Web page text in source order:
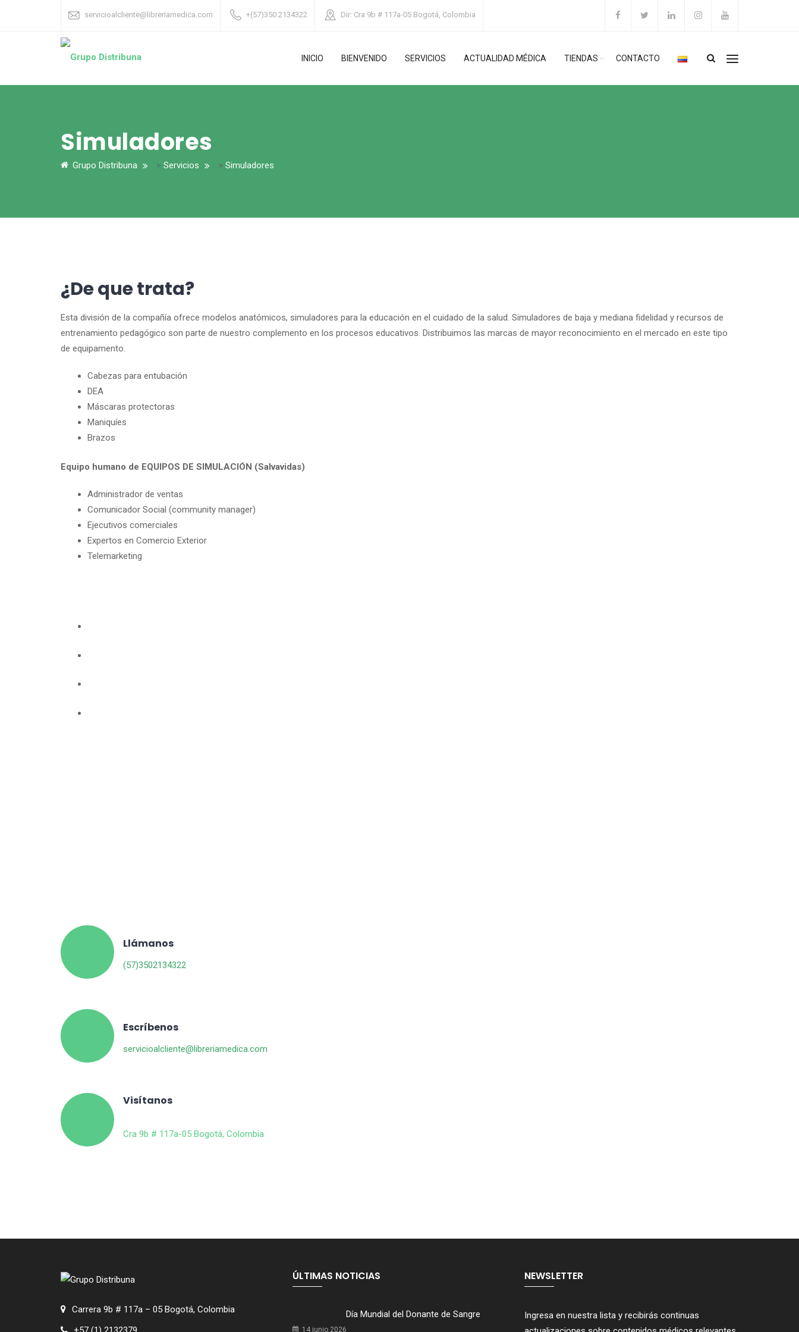
servicioalcliente@libreriamedica.com +(57)350 2134322 Dir: Cra 9b # 117a-05 Bogotá, Colombia
INICIO BIENVENIDO SERVICIOS ACTUALIDAD MÉDICA TIENDAS CONTACTO
Simuladores
Grupo Distribuna > Servicios > Simuladores
¿De que trata?
Esta división de la compañía ofrece modelos anatómicos, simuladores para la educación en el cuidado de la salud. Simuladores de baja y mediana fidelidad y recursos de
entrenamiento pedagógico son parte de nuestro complemento en los procesos educativos. Distribuimos las marcas de mayor reconocimiento en el mercado en este tipo
de equipamento.
Cabezas para entubación
DEA
Máscaras protectoras
Maniquíes
Brazos
Equipo humano de EQUIPOS DE SIMULACIÓN (Salvavidas)
Administrador de ventas
Comunicador Social (community manager)
Ejecutivos comerciales
Expertos en Comercio Exterior
Telemarketing
Llámanos
(57)3502134322
Escríbenos
servicioalcliente@libreriamedica.com
Visítanos
Cra 9b # 117a-05 Bogotá, Colombia
Carrera 9b # 117a – 05 Bogotá, Colombia
ÚLTIMAS NOTICIAS
Día Mundial del Donante de Sangre
14 junio 2026
NEWSLETTER
Ingresa en nuestra lista y recibirás continuas